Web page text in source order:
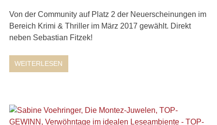
Von der Community auf Platz 2 der Neuerscheinungen im
Bereich Krimi & Thriller im März 2017 gewählt. Direkt
neben Sebastian Fitzek!
WEITERLESEN